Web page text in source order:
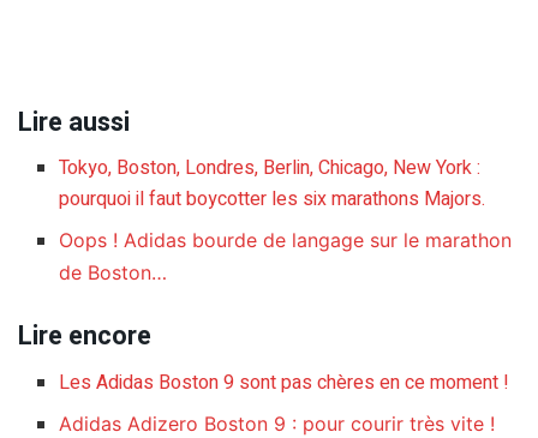
Lire aussi
Tokyo, Boston, Londres, Berlin, Chicago, New York :
pourquoi il faut boycotter les six marathons Majors.
Oops ! Adidas bourde de langage sur le marathon
de Boston…
Lire encore
Les Adidas Boston 9 sont pas chères en ce moment !
Adidas Adizero Boston 9 : pour courir très vite !